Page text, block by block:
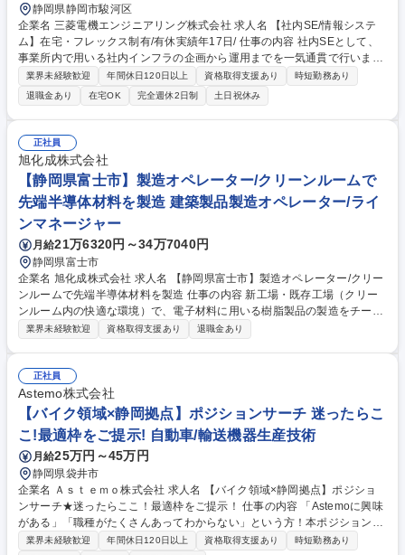
静岡県静岡市駿河区
企業名 三菱電機エンジニアリング株式会社 求人名 【社内SE/情報システ
ム】在宅・フレックス制有/有休実績年17日/ 仕事の内容 社内SEとして、
事業所内で用いる社内インフラの企画から運用までを一気通貫で行いま
す。三菱電機グループとしての取り決めに則り、裁量を持ちながら幅広く
対応いただくことで、スキルの幅が広がる環境です。 ■社内インフラ(Win
dows Server、VMware環境)の企画・導入・運用 ■ActiveDirectory、Wind
ows Update等の共通システムの導入・運用 ■社内PCの手配・導入、各種
PC管理施策のユーザー展開・フォロー 仮想基盤リプレースなど重要テー
マでは、上流においても先輩社員と一緒に検討やベンダー折衝に参加し、
またゲストマシン移行フェースでは、ゲストマシンごとの手順検討から具
体的な作業実施まで担当いただきます。 募集職種 【社内SE/情報システ
ム】在宅・フレックス制有/有休実績年17日/
業界未経験歓迎 年間休日120日以上 資格取得支援あり
時短勤務あり
退職金あり
在宅OK 完全週休2日制 土日祝休み
正社員
旭化成株式会社
【静岡県富士市】製造オペレーター/クリーンルームで
先端半導体材料を製造 建築製品製造オペレーター/ライ
ンマネージャー
月給21万6320円～34万7040円
静岡県富士市
企業名 旭化成株式会社 求人名 【静岡県富士市】製造オペレーター/クリー
ンルームで先端半導体材料を製造 仕事の内容 新工場・既存工場（クリー
ンルーム内の快適な環境）で、電子材料に用いる樹脂製品の製造をチーム
で進めて頂きます。しっかりとした教育制度があり、焦らず着実に製造工
リーダー、メンバーでの採用となります。 【業務内容】■生産業務(原材料
計量、混合、製品の調整、仕上げ、品質測定) ■設備の洗浄 ■設備運転 ■設
備操作、監視、点検 ■その他安全・品質の維持向上のための取り組み（小
集団活動など） ■PCを使った資料作成等 など 募集職種 【静岡県富士市】
製造オペレーター/クリーンルームで先端半導体材料を製造
業界未経験歓迎 資格取得支援あり 退職金あり
正社員
Astemo株式会社
【バイク領域×静岡拠点】ポジションサーチ 迷ったらこ
こ!最適枠をご提示! 自動車/輸送機器生産技術
月給25万円～45万円
静岡県袋井市
企業名 Ａｓｔｅｍｏ株式会社 求人名 【バイク領域×静岡拠点】ポジショ
ンサーチ★迷ったらここ！最適枠をご提示！ 仕事の内容 「Astemoに興味
がある」「職種がたくさんあってわからない」という方！本ポジションに
ご応募いただきましたら、バイクに関わる事業部の静岡拠点にて複数職種
業界未経験歓迎 年間休日120日以上 資格取得支援あり
時短勤務あり